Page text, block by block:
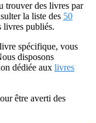
trouver des livres par
la liste des 50
livres publiés.
spécifique, vous
disposons
dédiée aux livres
être averti des